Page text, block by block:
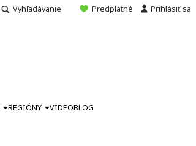
Vyhľadávanie Predplatné Prihlásiť sa
REGIÓNY VIDEOBLOG